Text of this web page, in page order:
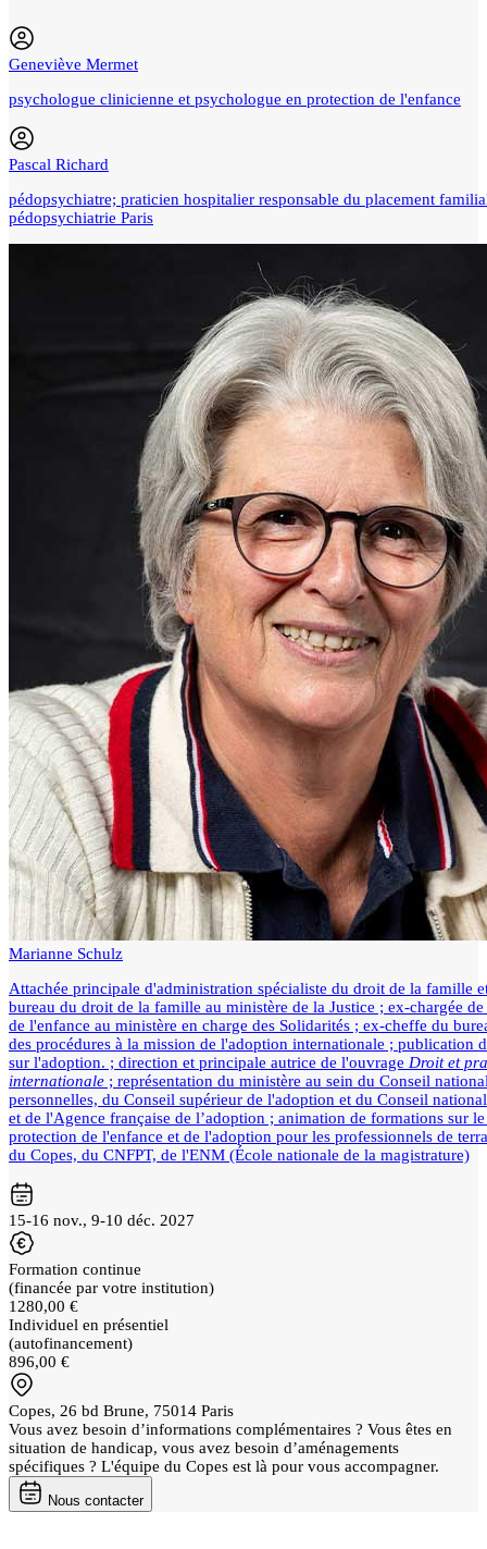
Geneviève Mermet
psychologue clinicienne et psychologue en protection de l'enfance
Pascal Richard
pédopsychiatre; praticien hospitalier responsable du placement
pédopsychiatrie Paris
Marianne Schulz
Attachée principale d'administration spécialiste du droit de la famille
bureau du droit de la famille au ministère de la Justice ; ex-chargée
de l'enfance au ministère en charge des Solidarités ; ex-cheffe du
des procédures à la mission de l'adoption internationale ; publication
sur l'adoption. ; direction et principale autrice de l'ouvrage Droit et
internationale ; représentation du ministère au sein du Conseil
personnelles, du Conseil supérieur de l'adoption et du Conseil
et de l'Agence française de l’adoption ; animation de formations sur
protection de l'enfance et de l'adoption pour les professionnels de
du Copes, du CNFPT, de l'ENM (École nationale de la magistrature)
15-16 nov., 9-10 déc. 2027
Formation continue
(financée par votre institution)
1280,00 €
Individuel en présentiel
(autofinancement)
896,00 €
Copes, 26 bd Brune, 75014 Paris
Vous avez besoin d’informations complémentaires ? Vous êtes en
situation de handicap, vous avez besoin d’aménagements
spécifiques ? L'équipe du Copes est là pour vous accompagner.
Nous contacter